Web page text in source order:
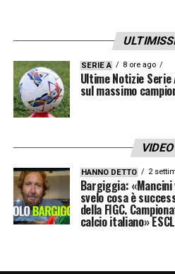
SERIE A 8 ore ago
Ultime Notizie
sul massimo
VIDEO
HANNO DETTO 2
Bargiggia: «Mancini
svelo cosa è
della FIGC.
calcio italiano»